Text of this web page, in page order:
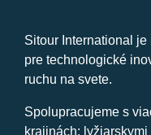
Sitour International
pre technologické
ruchu na svete.
Spolupracujeme s
krajinách: